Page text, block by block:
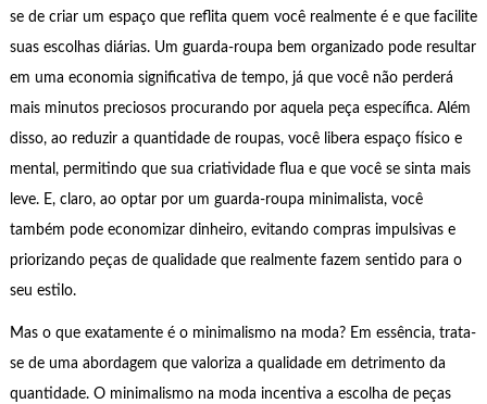
se de criar um espaço que reflita quem você realmente é e que facilite
suas escolhas diárias. Um guarda-roupa bem organizado pode resultar
em uma economia significativa de tempo, já que você não perderá
mais minutos preciosos procurando por aquela peça específica. Além
disso, ao reduzir a quantidade de roupas, você libera espaço físico e
mental, permitindo que sua criatividade flua e que você se sinta mais
leve. E, claro, ao optar por um guarda-roupa minimalista, você
também pode economizar dinheiro, evitando compras impulsivas e
priorizando peças de qualidade que realmente fazem sentido para o
seu estilo.
Mas o que exatamente é o minimalismo na moda? Em essência, trata-
se de uma abordagem que valoriza a qualidade em detrimento da
quantidade. O minimalismo na moda incentiva a escolha de peças